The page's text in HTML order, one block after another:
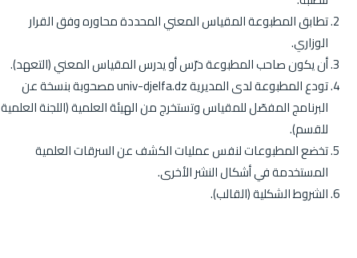
تطابق المطبوعة المقياس المعني المحددة محاوره وفق القرار
الوزاري.
أن يكون صاحب المطبوعة درّس أو يدرس المقياس المعني (التعهد).
تودع المطبوعة لدى المديرية univ-djelfa.dz مصحوبة بنسخة عن
البرنامج المفصّل للمقياس وتستخرج من الهيئة العلمية (اللجنة العلمية
للقسم).
تخضع المطبوعات لنفس عمليات الكشف عن السرقات العلمية
المستخدمة في أشكال النشر الأخرى.
الشروط الشكلية (القالب).